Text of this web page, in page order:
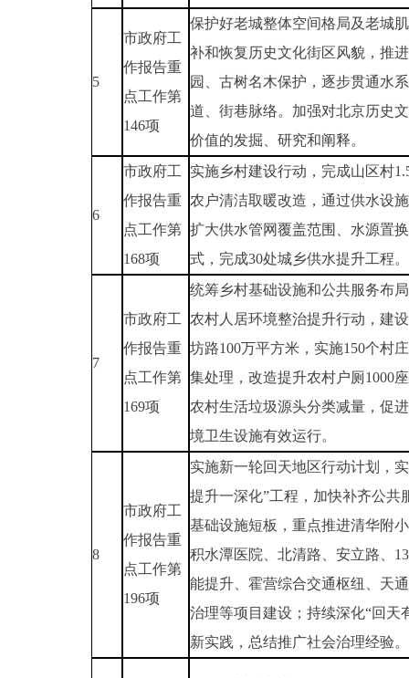
5
市政府工
作报告重
点工作第
146项
保护好老城整体空间格局及老城
补和恢复历史文化街区风貌，推
园、古树名木保护，逐步贯通水
道、街巷脉络。加强对北京历史
价值的发掘、研究和阐释。
6
市政府工
作报告重
点工作第
168项
实施乡村建设行动，完成山区村
农户清洁取暖改造，通过供水设
扩大供水管网覆盖范围、水源置
式，完成30处城乡供水提升工程。
7
市政府工
作报告重
点工作第
169项
统筹乡村基础设施和公共服务布
农村人居环境整治提升行动，建
坊路100万平方米，实施150个村
集处理，改造提升农村户厕1000
农村生活垃圾源头分类减量，促
境卫生设施有效运行。
8
市政府工
作报告重
点工作第
196项
实施新一轮回天地区行动计划，
提升一深化”工程，加快补齐公共
基础设施短板，重点推进清华附
积水潭医院、北清路、安立路、
能提升、霍营综合交通枢纽、天
治理等项目建设；持续深化“回天
新实践，总结推广社会治理经验。